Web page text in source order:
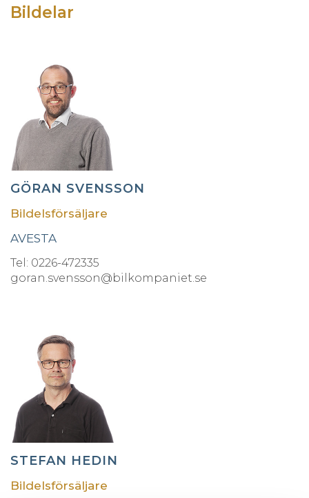
Bildelar
GÖRAN SVENSSON
Bildelsförsäljare
AVESTA
Tel: 0226-472335
goran.svensson@bilkompaniet.se
STEFAN HEDIN
Bildelsförsäljare